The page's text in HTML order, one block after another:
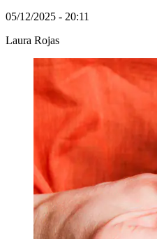
05/12/2025 - 20:11
Laura Rojas